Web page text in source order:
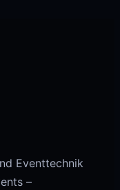
Eventtechnik
–